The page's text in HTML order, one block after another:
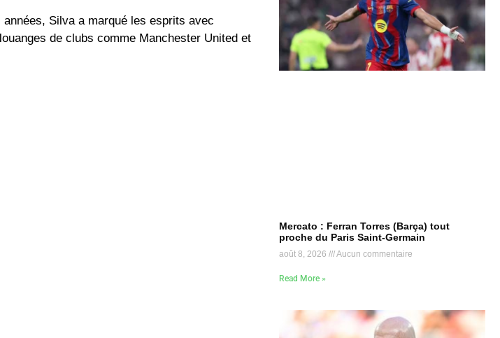
Silva a marqué les esprits avec
de clubs comme Manchester United et
Mercato : Ferran Torres (Barça) tout
proche du Paris Saint-Germain
août 8, 2026 Aucun commentaire
Read More »